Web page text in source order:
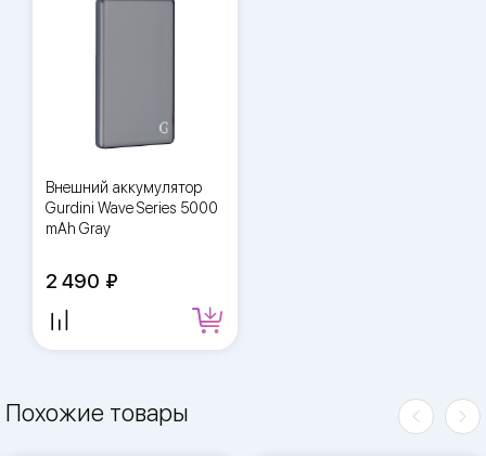
Внешний аккумулятор
Gurdini Wave Series 5000
mAh Gray
2 490
Похожие товары